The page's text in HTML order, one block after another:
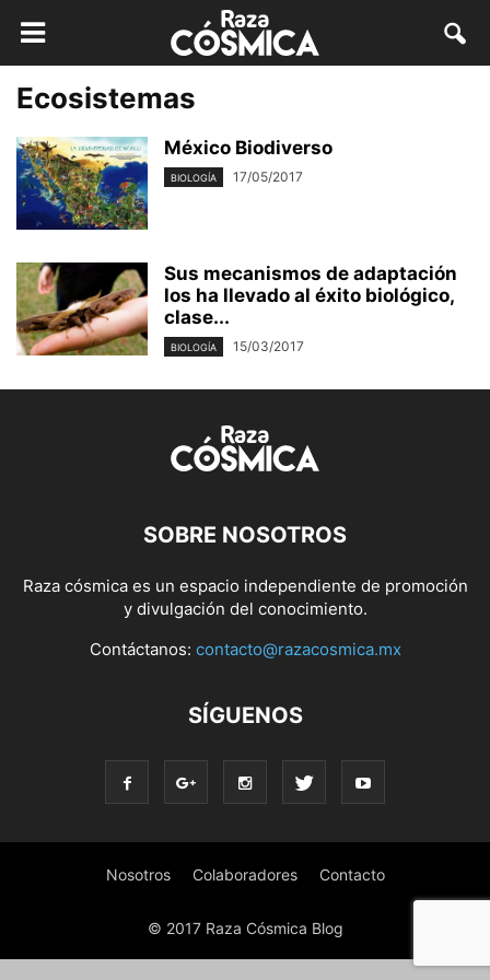
Ecosistemas
México Biodiverso
BIOLOGÍA 17/05/2017
Sus mecanismos de adaptación
los ha llevado al éxito biológico,
clase...
BIOLOGÍA 15/03/2017
SOBRE NOSOTROS
Raza cósmica es un espacio independiente de promoción
y divulgación del conocimiento.
Contáctanos: contacto@razacosmica.mx
SÍGUENOS
Nosotros Colaboradores Contacto
© 2017 Raza Cósmica Blog